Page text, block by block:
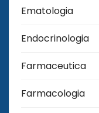
Ematologia
Endocrinologia
Farmaceutica
Farmacologia